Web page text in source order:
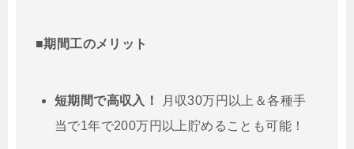
■期間工のメリット
短期間で高収入！
月収30万円以上＆各種手
当で1年で200万円以上貯めることも可能！